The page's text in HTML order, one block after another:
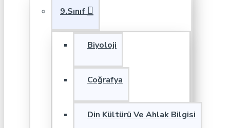
9.Sınıf
Biyoloji
Coğrafya
Din Kültürü Ve Ahlak Bilgisi